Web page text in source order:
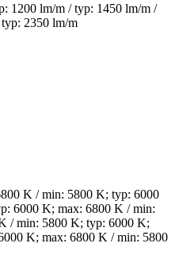
1200 lm/m / typ: 1450 lm/m /
2350 lm/m
K / min: 5800 K; typ: 6000
6000 K; max: 6800 K / min:
/ min: 5800 K; typ: 6000 K;
K; max: 6800 K / min: 5800